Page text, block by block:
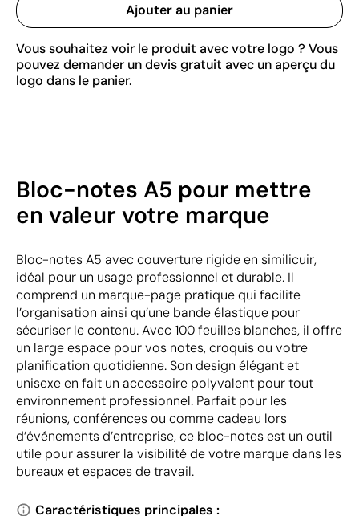
Ajouter au panier
Vous souhaitez voir le produit avec votre logo ? Vous
pouvez demander un devis gratuit avec un aperçu du
logo dans le panier.
Bloc-notes A5 pour mettre
en valeur votre marque
Bloc-notes A5 avec couverture rigide en similicuir,
idéal pour un usage professionnel et durable. Il
comprend un marque-page pratique qui facilite
l’organisation ainsi qu’une bande élastique pour
sécuriser le contenu. Avec 100 feuilles blanches, il offre
un large espace pour vos notes, croquis ou votre
planification quotidienne. Son design élégant et
unisexe en fait un accessoire polyvalent pour tout
environnement professionnel. Parfait pour les
réunions, conférences ou comme cadeau lors
d’événements d’entreprise, ce bloc-notes est un outil
utile pour assurer la visibilité de votre marque dans les
bureaux et espaces de travail.
Caractéristiques principales :